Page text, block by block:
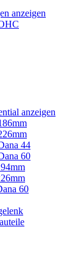
anzeigen
anzeigen
44
60
60